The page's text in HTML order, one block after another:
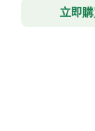
立即